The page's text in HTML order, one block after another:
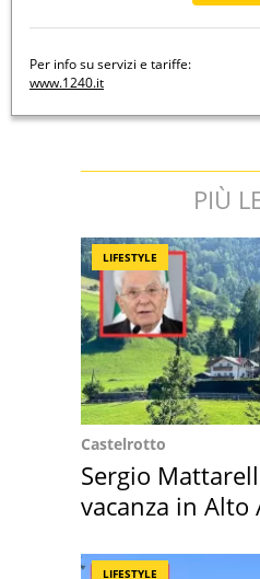
Per info su servizi e tariffe:
www.1240.it
PIÙ
LIFESTYLE
Castelrotto
Sergio
vacanza in Alto
LIFESTYLE